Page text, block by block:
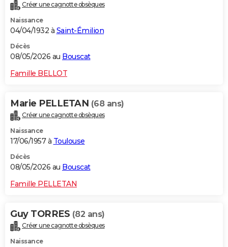
Créer une cagnotte obsèques
Naissance
04/04/1932 à Saint-Émilion
Décès
08/05/2026 au Bouscat
Famille BELLOT
Marie PELLETAN (68 ans)
Créer une cagnotte obsèques
Naissance
17/06/1957 à Toulouse
Décès
08/05/2026 au Bouscat
Famille PELLETAN
Guy TORRES (82 ans)
Créer une cagnotte obsèques
Naissance